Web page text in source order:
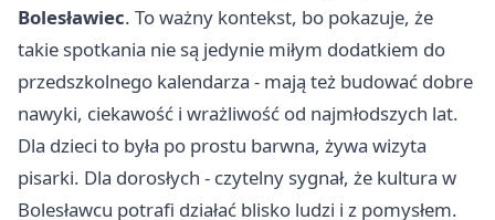
Bolesławiec. To ważny kontekst, bo pokazuje, że
takie spotkania nie są jedynie miłym dodatkiem do
przedszkolnego kalendarza - mają też budować dobre
nawyki, ciekawość i wrażliwość od najmłodszych lat.
Dla dzieci to była po prostu barwna, żywa wizyta
pisarki. Dla dorosłych - czytelny sygnał, że kultura w
Bolesławcu potrafi działać blisko ludzi i z pomysłem.